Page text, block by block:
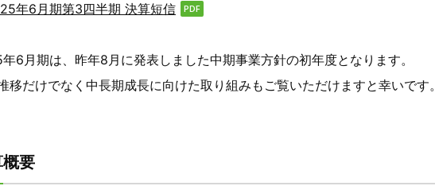
年6月期第3四半期 決算短信
6月期は、昨年8月に発表しました中期事業方針の初年度となります。
移だけでなく中長期成長に向けた取り組みもご覧いただけますと幸いです。
要